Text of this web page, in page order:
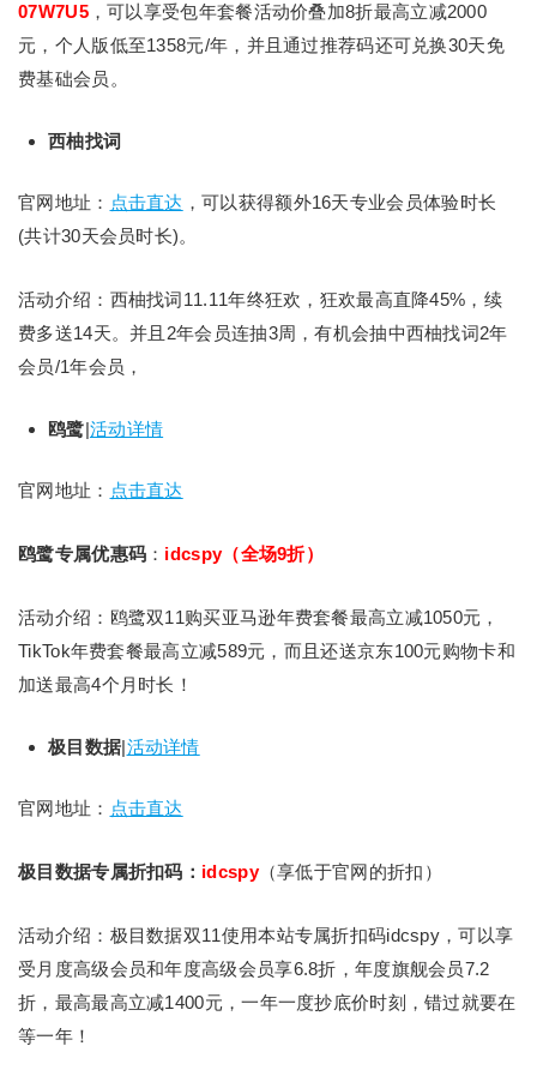
07W7U5，可以享受包年套餐活动价叠加8折最高立减2000
元，个人版低至1358元/年，并且通过推荐码还可兑换30天免
费基础会员。
西柚找词
官网地址： 点击直达 ，可以获得额外16天专业会员体验时长
(共计30天会员时长)。
活动介绍：西柚找词11.11年终狂欢，狂欢最高直降45%，续
费多送14天。并且2年会员连抽3周，有机会抽中西柚找词2年
会员/1年会员，
鸥鹭|活动详情
官网地址： 点击直达
鸥鹭专属优惠码 ： idcspy（全场9折）
活动介绍：鸥鹭双11购买亚马逊年费套餐最高立减1050元，
TikTok年费套餐最高立减589元，而且还送京东100元购物卡和
加送最高4个月时长！
极目数据|活动详情
官网地址： 点击直达
极目数据专属折扣码： idcspy（享低于官网的折扣）
活动介绍：极目数据双11使用本站专属折扣码idcspy，可以享
受月度高级会员和年度高级会员享6.8折，年度旗舰会员7.2
折，最高最高立减1400元，一年一度抄底价时刻，错过就要在
等一年！